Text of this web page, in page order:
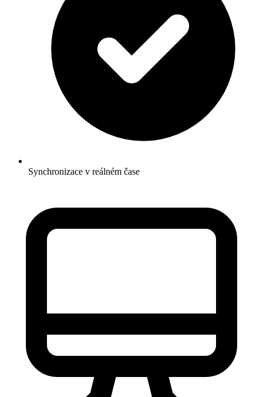
Synchronizace v reálném čase